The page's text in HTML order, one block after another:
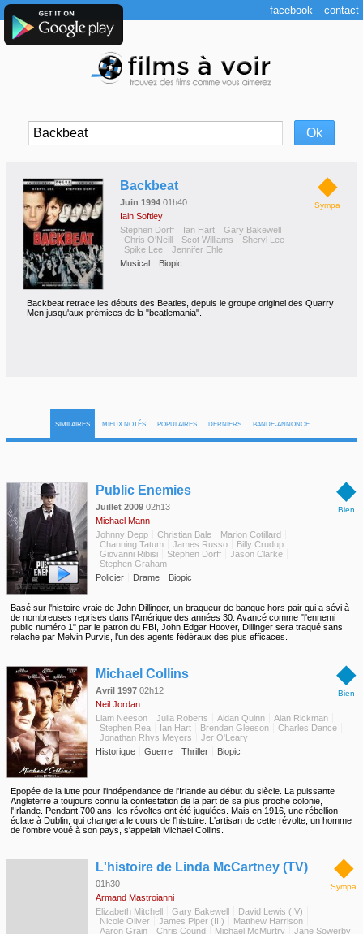
◆
Sympa
Backbeat
Juin 1994 01h40
Iain Softley
Stephen Dorff
Ian Hart
Gary Bakewell
Chris O'Neill
Scot Williams
Sheryl Lee
Spike Lee
Jennifer Ehle
Musical
Biopic
Backbeat retrace les débuts des Beatles, depuis le groupe originel des Quarry
Men jusqu'aux prémices de la "beatlemania".
SIMILAIRES MIEUX NOTÉS POPULAIRES DERNIERS BANDE-ANNONCE
◆
Bien
Public Enemies
Juillet 2009 02h13
Michael Mann
Johnny Depp
Christian Bale
Marion Cotillard
Channing Tatum
James Russo
Billy Crudup
Giovanni Ribisi
Stephen Dorff
Jason Clarke
Stephen Graham
Policier
Drame Biopic
Basé sur l'histoire vraie de John Dillinger, un braqueur de banque hors pair qui a sévi à
de nombreuses reprises dans l'Amérique des années 30. Avancé comme "l'ennemi
public numéro 1" par le patron du FBI, John Edgar Hoover, Dillinger sera traqué sans
relache par Melvin Purvis, l'un des agents fédéraux des plus efficaces.
◆
Bien
Michael Collins
Avril 1997 02h12
Neil Jordan
Liam Neeson
Julia Roberts Aidan Quinn
Alan Rickman
Stephen Rea
Ian Hart Brendan Gleeson
Charles Dance
Jonathan Rhys Meyers
Jer O'Leary
Historique
Guerre Thriller Biopic
Epopée de la lutte pour l'indépendance de l'Irlande au début du siècle. La puissante
Angleterre a toujours connu la contestation de la part de sa plus proche colonie,
l'Irlande. Pendant 700 ans, les révoltes ont été jugulées. Mais en 1916, une rébellion
éclate à Dublin, qui changera le cours de l'histoire. L'artisan de cette révolte, un homme
de l'ombre voué à son pays, s'appelait Michael Collins.
◆
Sympa
L'histoire de Linda McCartney (TV)
01h30
Armand Mastroianni
Elizabeth Mitchell
Gary Bakewell
David Lewis (IV)
Nicole Oliver
James Piper (III)
Matthew Harrison
Aaron Grain
Chris Cound Michael McMurtry
Jane Sowerby
facebook contact